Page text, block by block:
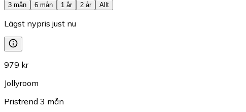
3 mån
6 mån 1 år 2 år Allt
Lägst nypris just nu
979 kr
Jollyroom
Pristrend 3 mån